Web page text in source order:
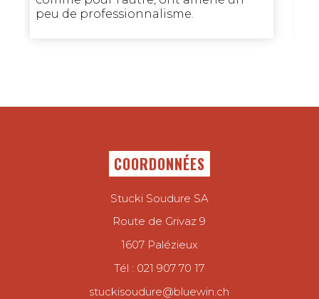
peu de professionnalisme.
COORDONNÉES
Stucki Soudure SA
Route de Grivaz 9
1607 Palézieux
Tél : 021 907 70 17
stuckisoudure@bluewin.ch